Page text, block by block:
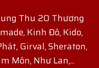
Thu 20 Thương
Kinh Đô, Kido,
Girval, Sheraton,
Môn, Như Lan,...